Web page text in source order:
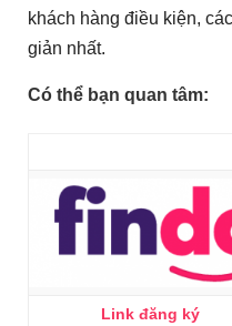
khách hàng điều kiện,
giản nhất.
Có thể bạn quan tâm:
Link đăng ký